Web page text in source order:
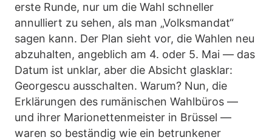
erste Runde, nur um die Wahl schneller
annulliert zu sehen, als man „Volksmandat“
sagen kann. Der Plan sieht vor, die Wahlen neu
abzuhalten, angeblich am 4. oder 5. Mai — das
Datum ist unklar, aber die Absicht glasklar:
Georgescu ausschalten. Warum? Nun, die
Erklärungen des rumänischen Wahlbüros —
und ihrer Marionettenmeister in Brüssel —
waren so beständig wie ein betrunkener